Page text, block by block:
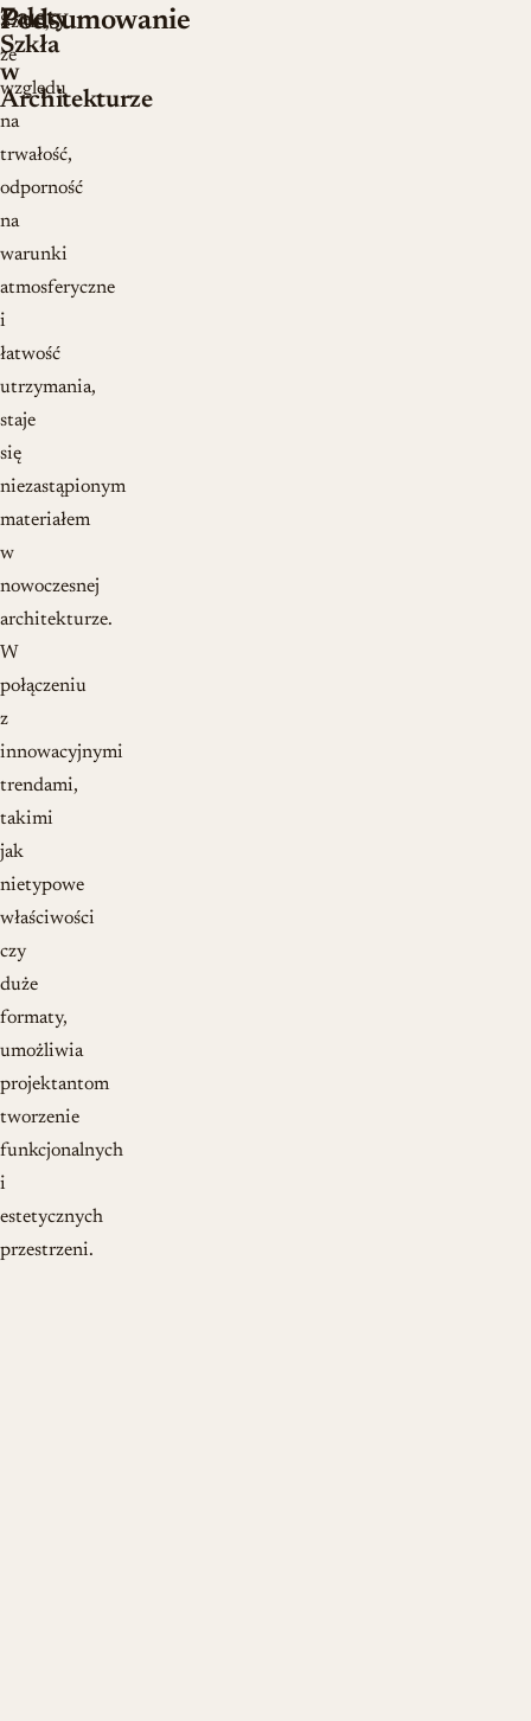
Zalety
Szkła
w
Architekturze
Szkło,
ze
względu
na
trwałość,
odporność
na
warunki
atmosferyczne
i
łatwość
utrzymania,
staje
się
niezastąpionym
materiałem
w
nowoczesnej
architekturze.
W
połączeniu
z
innowacyjnymi
trendami,
takimi
jak
nietypowe
właściwości
czy
duże
formaty,
umożliwia
projektantom
tworzenie
funkcjonalnych
i
estetycznych
przestrzeni.
Podsumowanie